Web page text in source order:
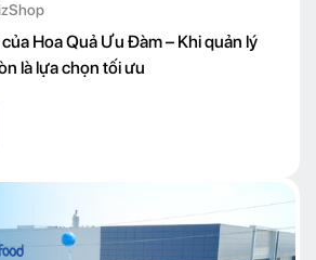
Hoa Quả Ưu Đàm – Khi quản lý
là lựa chọn tối ưu